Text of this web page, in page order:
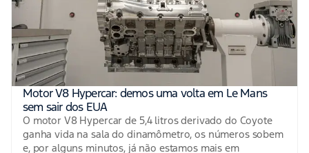
Motor V8 Hypercar: demos uma volta em Le Mans
sem sair dos EUA
O motor V8 Hypercar de 5,4 litros derivado do Coyote
ganha vida na sala do dinamômetro, os números sobem
e, por alguns minutos, já não estamos mais em